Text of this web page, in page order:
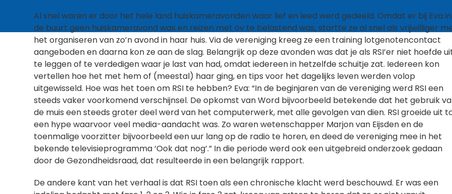
Al snel waren er door het hele land huiskameravonden waar lief en leed werd gedeeld. Omdat er bij Eva in
de buurt geen huiskameravond was en reizen met ov te belastend was, startte ze al snel als vrijwilliger
het organiseren van zo’n avond in haar huis. Via de vereniging kreeg ze een training lotgenotencontact
aangeboden en daarna kon ze aan de slag. Belangrijk op deze avonden was dat je als RSI’er niet hoefde
te leggen of te verdedigen waar je last van had, omdat iedereen in hetzelfde schuitje zat. Iedereen kon
vertellen hoe het met hem of (meestal) haar ging, en tips voor het dagelijks leven werden volop
uitgewisseld. Hoe was het toen om RSI te hebben? Eva: “In de beginjaren van de vereniging werd RSI een
steeds vaker voorkomend verschijnsel. De opkomst van Word bijvoorbeeld betekende dat het gebruik
de muis een steeds groter deel werd van het computerwerk, met alle gevolgen van dien. RSI groeide uit
een hype waarvoor veel media-aandacht was. Zo waren wetenschapper Marjon van Eijsden en de
toenmalige voorzitter bijvoorbeeld een uur lang op de radio te horen, en deed de vereniging mee in het
bekende televisieprogramma ‘Ook dat nog’.” In die periode werd ook een uitgebreid onderzoek gedaan
door de Gezondheidsraad, dat resulteerde in een belangrijk rapport.
De andere kant van het verhaal is dat RSI toen als een chronische klacht werd beschouwd. Er was een